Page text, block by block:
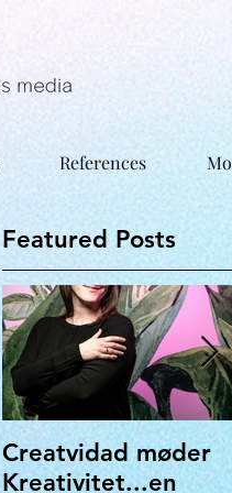
References
Featured Posts
Creatvidad møder
Kreativitet...en